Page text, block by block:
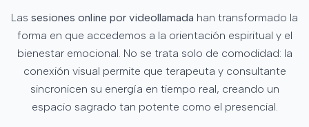
Las sesiones online por videollamada han transformado la
forma en que accedemos a la orientación espiritual y el
bienestar emocional. No se trata solo de comodidad: la
conexión visual permite que terapeuta y consultante
sincronicen su energía en tiempo real, creando un
espacio sagrado tan potente como el presencial.